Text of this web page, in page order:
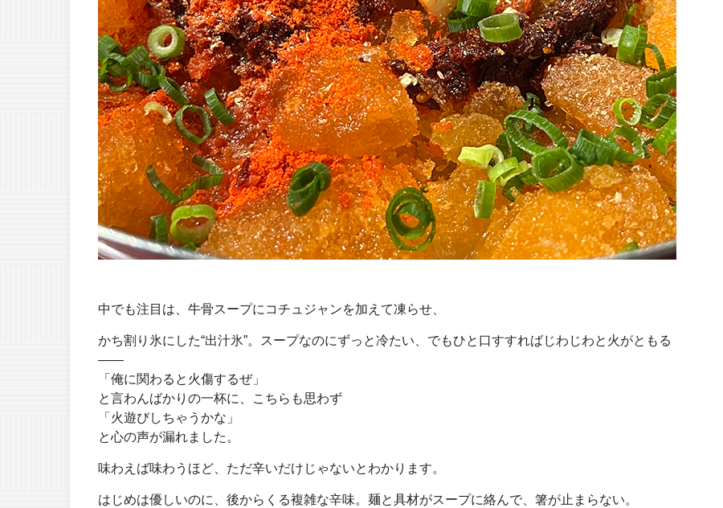
中でも注目は、牛骨スープにコチュジャンを加えて凍らせ、
かち割り氷にした“出汁氷”。スープなのにずっと冷たい、でもひと口すすればじわじわと火がともる
――
「俺に関わると火傷するぜ」
と言わんばかりの一杯に、こちらも思わず
「火遊びしちゃうかな」
と心の声が漏れました。
味わえば味わうほど、ただ辛いだけじゃないとわかります。
はじめは優しいのに、後からくる複雑な辛味。麺と具材がスープに絡んで、箸が止まらない。